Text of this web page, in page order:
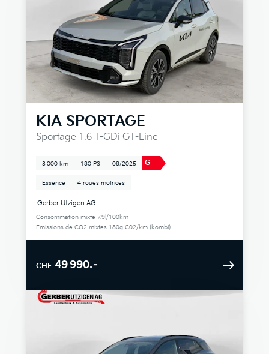
KIA SPORTAGE
Sportage 1.6 T-GDi GT-Line
3 000 km 180 PS 08/2025 G
Essence 4 roues motrices
Gerber Utzigen AG
Consommation mixte 7.9l/100km
Émissions de CO2 mixtes 180g C02/km (kombi)
CHF 49 990.–